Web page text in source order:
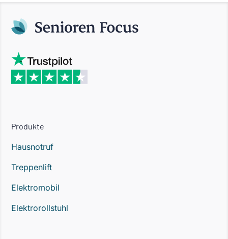
Produkte
Hausnotruf
Treppenlift
Elektromobil
Elektrorollstuhl